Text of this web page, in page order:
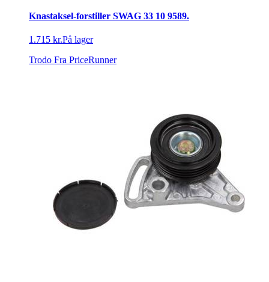
Knastaksel-forstiller SWAG 33 10 9589.
1.715 kr.På lager
Trodo Fra PriceRunner